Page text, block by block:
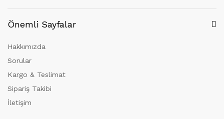
Önemli Sayfalar
Hakkımızda
Sorular
Kargo & Teslimat
Sipariş Takibi
İletişim